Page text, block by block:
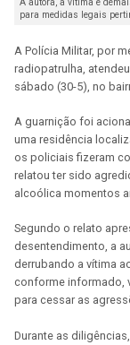
para medidas legais
A Polícia Militar, por
radiopatrulha,
sábado (30-5), no
A guarnição foi
uma residência
os policiais fizeram
relatou ter sido
alcoólica momentos
Segundo o relato
desentendimento, a
derrubando a vítima
conforme informado,
para cessar as
Durante as